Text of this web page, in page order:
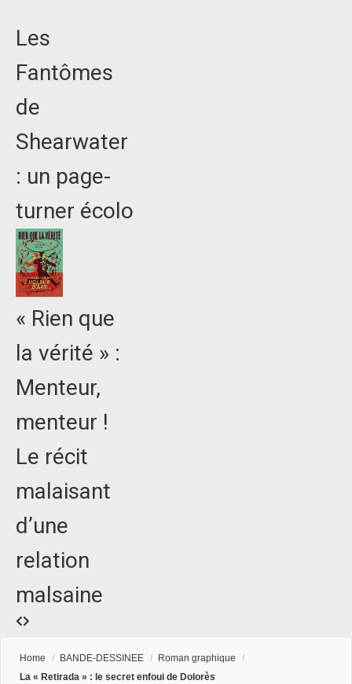
Les
Fantômes
de
Shearwater
: un page-
turner écolo
« Rien que
la vérité » :
Menteur,
menteur !
Le récit
malaisant
d’une
relation
malsaine
Home / BANDE-DESSINEE / Roman graphique
/
La « Retirada » : le secret enfoui de Dolorès